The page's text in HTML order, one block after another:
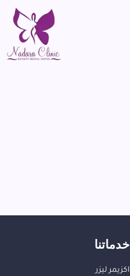
خدماتنا
اكزيمر ليزر